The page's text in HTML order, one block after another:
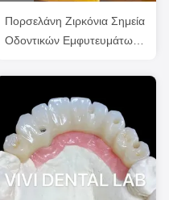
Πορσελάνη Ζιρκόνια Σημεία
Οδοντικών Εμφυτευμάτων
Αισθητική